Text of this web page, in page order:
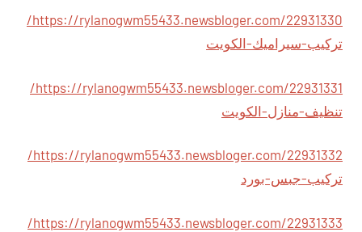
https://rylanogwm55433.newsbloger.com/22931330/
تركيب-سيراميك-الكويت
https://rylanogwm55433.newsbloger.com/22931331/
تنظيف-منازل-الكويت
https://rylanogwm55433.newsbloger.com/22931332/
تركيب-جبس-بورد
https://rylanogwm55433.newsbloger.com/22931333/